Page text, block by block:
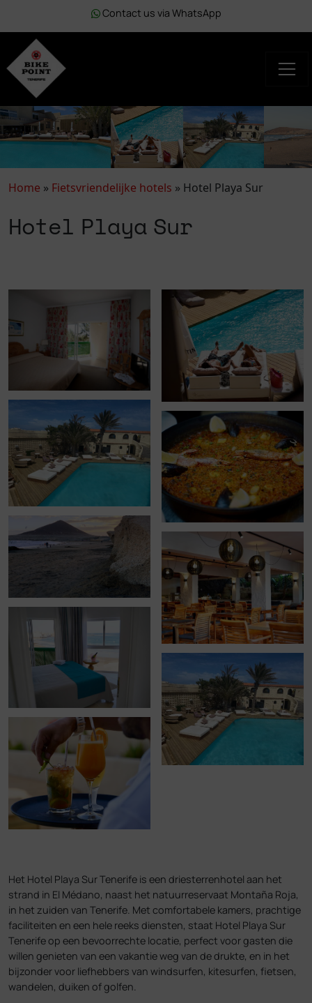
Contact us via WhatsApp
Home » Fietsvriendelijke hotels » Hotel Playa Sur
Hotel Playa Sur
Het Hotel Playa Sur Tenerife is een driesterrenhotel aan het
strand in El Médano, naast het natuurreservaat Montaña Roja,
in het zuiden van Tenerife. Met comfortabele kamers, prachtige
faciliteiten en een hele reeks diensten, staat Hotel Playa Sur
Tenerife op een bevoorrechte locatie, perfect voor gasten die
willen genieten van een vakantie weg van de drukte, en in het
bijzonder voor liefhebbers van windsurfen, kitesurfen, fietsen,
wandelen, duiken of golfen.